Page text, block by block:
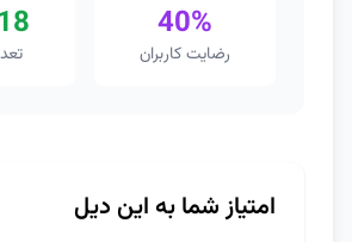
40%
رضایت کاربران
امتیاز شما به این دیل